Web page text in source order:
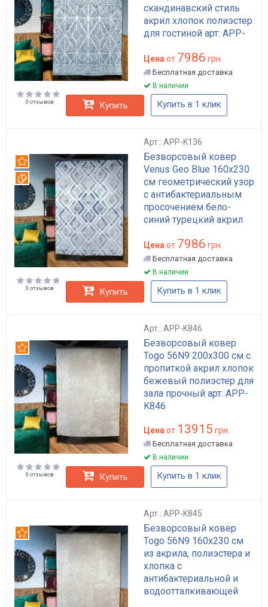
скандинавский стиль
акрил хлопок полиэстер
для гостиной арт: APP-
Цена от 7986 грн.
Бесплатная доставка
В наличии
0 отзывов Купить Купить в 1 клик
Арт.: APP-K136
Безворсовый ковер
Venus Geo Blue 160x230
см геометрический узор
с антибактериальным
просочением бело-
синий турецкий акрил
APP-K136
Рекомендуем
Вотерпруф
Цена от 7986 грн.
Бесплатная доставка
В наличии
0 отзывов Купить Купить в 1 клик
Арт.: APP-K846
Безворсовый ковер
Togo 56N9 200х300 см с
пропиткой акрил хлопок
бежевый полиэстер для
зала прочный арт: APP-
K846
Рекомендуем
Цена от 13915 грн.
Бесплатная доставка
В наличии
0 отзывов Купить Купить в 1 клик
Арт.: APP-K845
Безворсовый ковер
Togo 56N9 160x230 см
из акрила, полиэстера и
хлопка с
антибактериальной и
водоотталкивающей
Рекомендуем